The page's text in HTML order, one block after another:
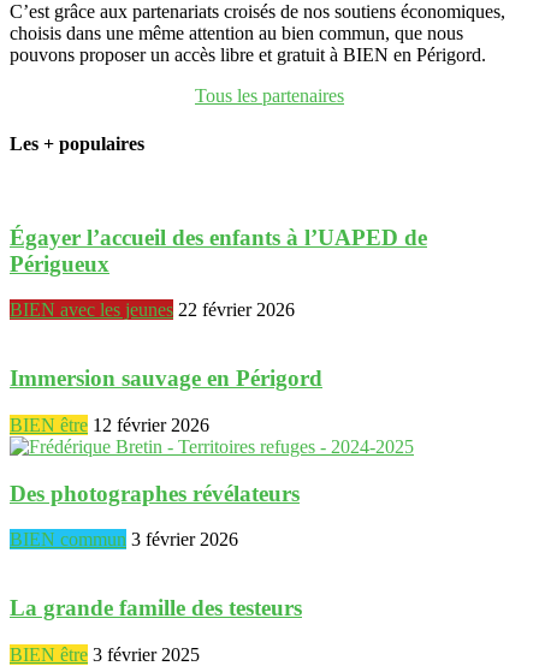
C’est grâce aux partenariats croisés de nos soutiens économiques,
choisis dans une même attention au bien commun, que nous
pouvons proposer un accès libre et gratuit à BIEN en Périgord.
Tous les partenaires
Les + populaires
Égayer l’accueil des enfants à l’UAPED de
Périgueux
BIEN avec les jeunes 22 février 2026
Immersion sauvage en Périgord
BIEN être 12 février 2026
Des photographes révélateurs
BIEN commun 3 février 2026
La grande famille des testeurs
BIEN être 3 février 2025